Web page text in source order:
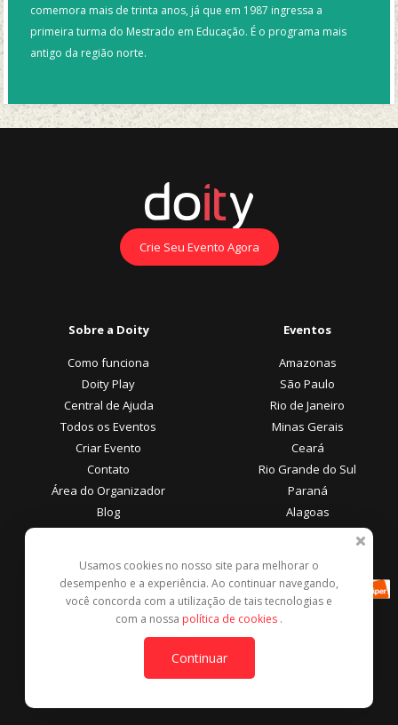
comemora mais de trinta anos, já que em 1987 ingressa a
primeira turma do Mestrado em Educação. É o programa mais
antigo da região norte.
Crie Seu Evento Agora
Sobre a Doity
Como funciona
Doity Play
Central de Ajuda
Todos os Eventos
Criar Evento
Contato
Área do Organizador
Blog
Eventos
Amazonas
São Paulo
Rio de Janeiro
Minas Gerais
Ceará
Rio Grande do Sul
Paraná
Alagoas
Área do Participante
Central de Ajuda
Denunciar este evento
Formas de Pagamento
Usamos cookies no nosso site para melhorar o
desempenho e a experiência. Ao continuar navegando,
você concorda com a utilização de tais tecnologias e
com a nossa política de cookies .
Continuar